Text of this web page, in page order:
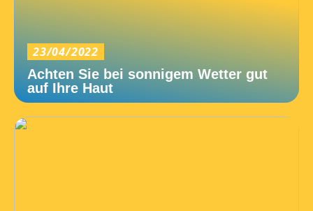
23/04/2022
Achten Sie bei sonnigem Wetter gut
auf Ihre Haut